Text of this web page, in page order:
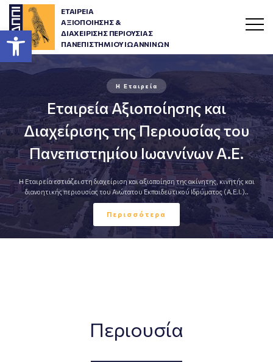
Ανοίξτε τη γραμμή εργαλείων
ΕΤΑΙΡΕΙΑ
ΑΞΙΟΠΟΙΗΣΗΣ &
ΔΙΑΧΕΙΡΙΣΗΣ ΠΕΡΙΟΥΣΙΑΣ
ΠΑΝΕΠΙΣΤΗΜΙΟΥ ΙΩΑΝΝΙΝΩΝ
Η Εταιρεία
Εταιρεία Αξιοποίησης και
Διαχείρισης της Περιουσίας του
Πανεπιστημίου Ιωαννίνων Α.Ε.
Η Εταιρεία εστιάζει στη διαχείριση και αξιοποίηση της ακίνητης, κινητής και
διανοητικής περιουσίας του Ανώτατου Εκπαιδευτικού Ιδρύματος (Α.Ε.Ι.)..
Περισσότερα
Περιουσία